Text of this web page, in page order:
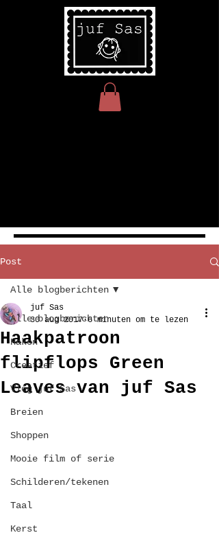
Post
Alle blogberichten
Haken
Creatief
Vlog juf Sas
Breien
Shoppen
Mooie film of serie
Schilderen/tekenen
Taal
Kerst
Alle blogberichten
Haakpatroon
flipflops Green
Leaves van juf Sas
juf Sas
30 aug 2017 6 minuten om te lezen